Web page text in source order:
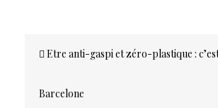
Etre anti-gaspi et zéro-plastique :
Barcelone